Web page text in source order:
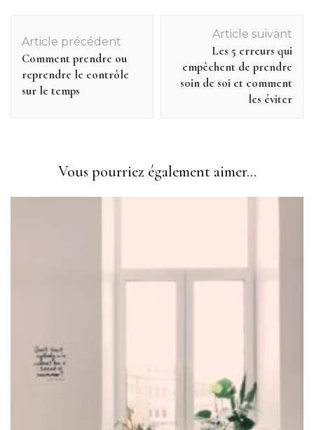
d'article
Article précédent
Comment prendre ou
reprendre le contrôle
sur le temps
Article suivant
Les 5 erreurs qui
empêchent de prendre
soin de soi et comment
les éviter
Vous pourriez également aimer...